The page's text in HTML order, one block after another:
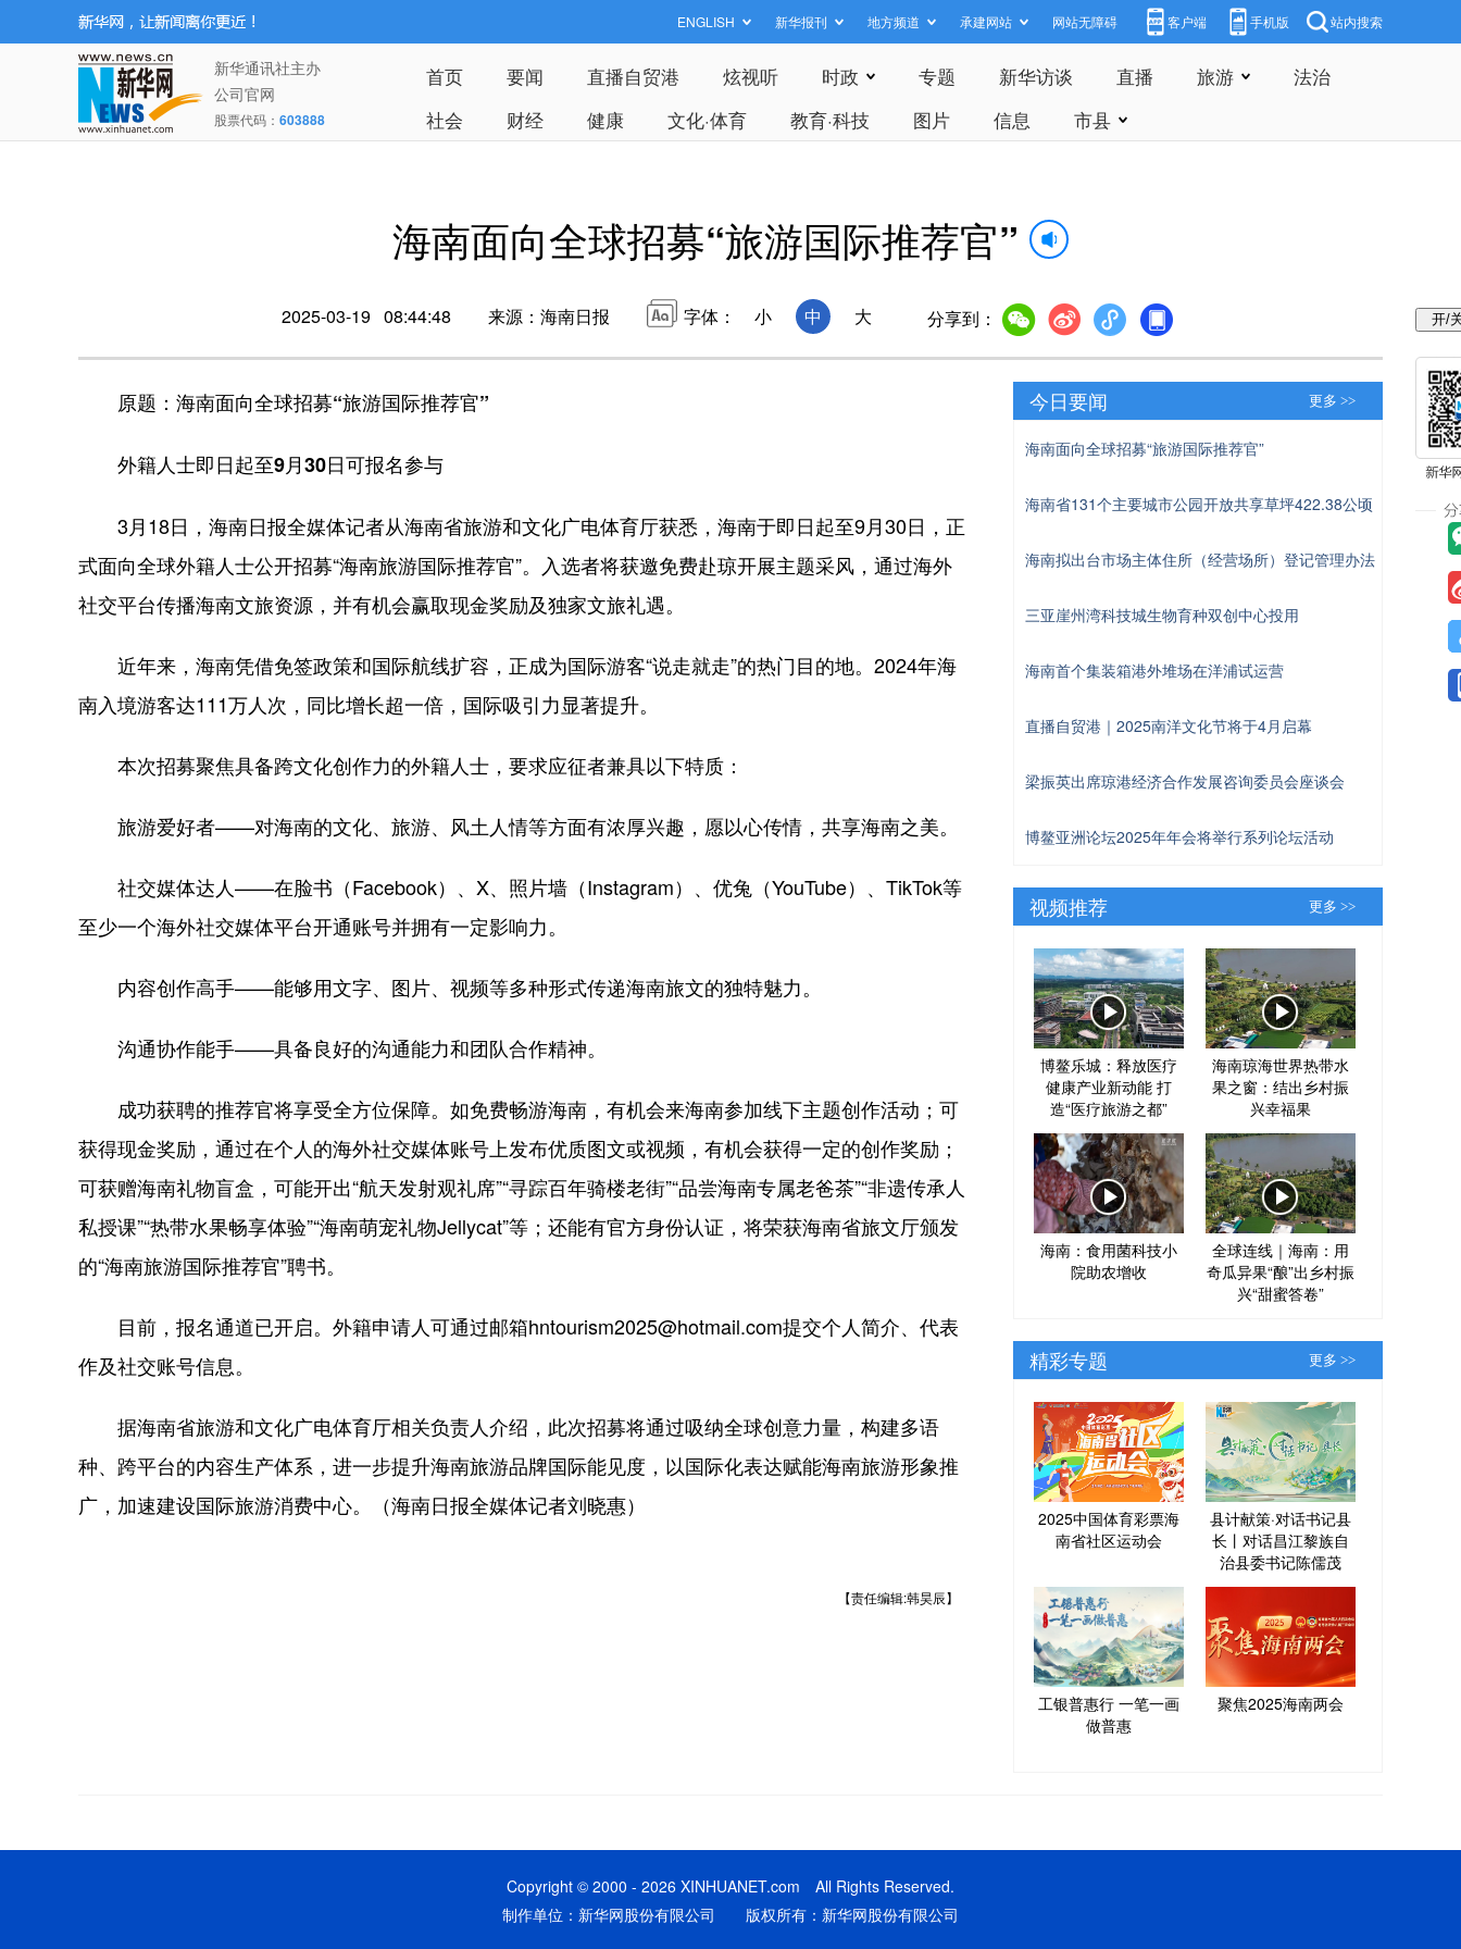
ENGLISH 新华报刊 地方频道 承建网站 网站无障碍 客户端 手机版 站内搜索
新华通讯社主办
公司官网
股票代码： 603888
首页 要闻 直播自贸港 炫视听 时政 专题 新华访谈 直播 旅游
法治
社会
财经 健康 文化·体育 教育·科技 图片 信息 市县
海南面向全球招募“旅游国际推荐官”
2025-03-19 08:44:48 来源：海南日报 字体： 小 中 大 分享到：
原题：海南面向全球招募“旅游国际推荐官”
外籍人士即日起至9月30日可报名参与
3月18日，海南日报全媒体记者从海南省旅游和文化广电体育厅获悉，海南于即日起至9月30日，正
式面向全球外籍人士公开招募“海南旅游国际推荐官”。入选者将获邀免费赴琼开展主题采风，通过海外
社交平台传播海南文旅资源，并有机会赢取现金奖励及独家文旅礼遇。
近年来，海南凭借免签政策和国际航线扩容，正成为国际游客“说走就走”的热门目的地。2024年海
南入境游客达111万人次，同比增长超一倍，国际吸引力显著提升。
本次招募聚焦具备跨文化创作力的外籍人士，要求应征者兼具以下特质：
旅游爱好者——对海南的文化、旅游、风土人情等方面有浓厚兴趣，愿以心传情，共享海南之美。
社交媒体达人——在脸书（Facebook）、X、照片墙（Instagram）、优兔（YouTube）、TikTok等
至少一个海外社交媒体平台开通账号并拥有一定影响力。
内容创作高手——能够用文字、图片、视频等多种形式传递海南旅文的独特魅力。
沟通协作能手——具备良好的沟通能力和团队合作精神。
成功获聘的推荐官将享受全方位保障。如免费畅游海南，有机会来海南参加线下主题创作活动；可
获得现金奖励，通过在个人的海外社交媒体账号上发布优质图文或视频，有机会获得一定的创作奖励；
可获赠海南礼物盲盒，可能开出“航天发射观礼席”“寻踪百年骑楼老街”“品尝海南专属老爸茶”“非遗传承人
私授课”“热带水果畅享体验”“海南萌宠礼物Jellycat”等；还能有官方身份认证，将荣获海南省旅文厅颁发
的“海南旅游国际推荐官”聘书。
目前，报名通道已开启。外籍申请人可通过邮箱hntourism2025@hotmail.com提交个人简介、代表
作及社交账号信息。
据海南省旅游和文化广电体育厅相关负责人介绍，此次招募将通过吸纳全球创意力量，构建多语
种、跨平台的内容生产体系，进一步提升海南旅游品牌国际能见度，以国际化表达赋能海南旅游形象推
广，加速建设国际旅游消费中心。（海南日报全媒体记者刘晓惠）
【责任编辑:韩昊辰】
今日要闻 更多 >>
海南面向全球招募“旅游国际推荐官”
海南省131个主要城市公园开放共享草坪422.38公顷
海南拟出台市场主体住所（经营场所）登记管理办法
三亚崖州湾科技城生物育种双创中心投用
海南首个集装箱港外堆场在洋浦试运营
直播自贸港｜2025南洋文化节将于4月启幕
梁振英出席琼港经济合作发展咨询委员会座谈会
博鳌亚洲论坛2025年年会将举行系列论坛活动
视频推荐 更多 >>
博鳌乐城：释放医疗
健康产业新动能 打
造“医疗旅游之都”
海南琼海世界热带水
果之窗：结出乡村振
兴幸福果
海南：食用菌科技小
院助农增收
全球连线｜海南：用
奇瓜异果“酿”出乡村振
兴“甜蜜答卷”
精彩专题 更多 >>
2025中国体育彩票海
南省社区运动会
县计献策·对话书记县
长丨对话昌江黎族自
治县委书记陈儒茂
工银普惠行 一笔一画
做普惠
聚焦2025海南两会
Copyright © 2000 - 2026 XINHUANET.com All Rights Reserved.
制作单位：新华网股份有限公司 版权所有：新华网股份有限公司